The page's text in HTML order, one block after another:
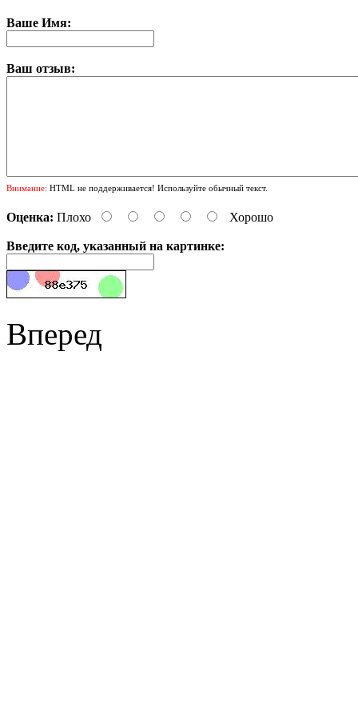
Ваше Имя:
Ваш отзыв:
Внимание: HTML не поддерживается! Используйте обычный текст.
Оценка: Плохо Хорошо
Введите код, указанный на картинке:
Вперед